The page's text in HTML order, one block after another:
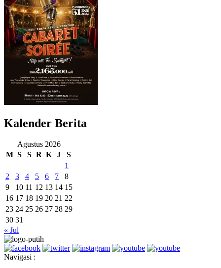
Kalender Berita
Agustus 2026
M S S R K J
S
1
2
3 4 5 6 7
8
9
10 11 12 13 14 15
16 17 18 19 20 21 22
23 24 25 26 27 28 29
30 31
« Jul
Navigasi :